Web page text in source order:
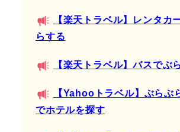
【楽天トラベル】レンタカ
らする
【楽天トラベル】バスでぶ
【Yahooトラベル】ぶらぶ
でホテルを探す